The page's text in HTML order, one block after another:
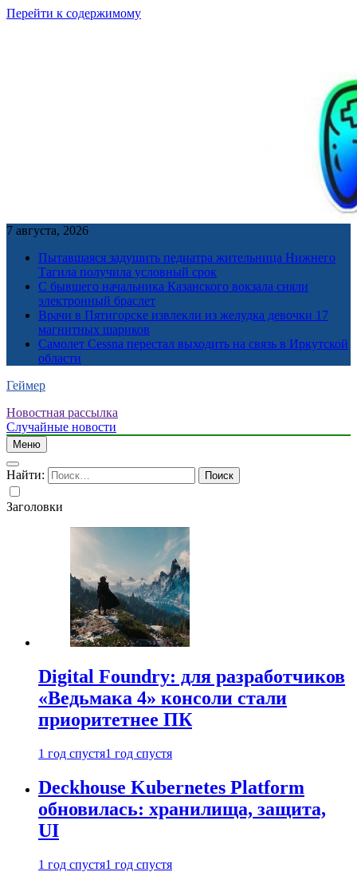
Перейти к содержимому
7 августа, 2026
Пытавшаяся задушить педиатра жительница Нижнего
Тагила получила условный срок
С бывшего начальника Казанского вокзала сняли
электронный браслет
Врачи в Пятигорске извлекли из желудка девочки 17
магнитных шариков
Самолет Cessna перестал выходить на связь в Иркутской
области
Геймер
Новостная рассылка
Случайные новости
Меню
Найти:
Заголовки
Digital Foundry: для разработчиков
«Ведьмака 4» консоли стали
приоритетнее ПК
1 год спустя1 год спустя
Deckhouse Kubernetes Platform
обновилась: хранилища, защита,
UI
1 год спустя1 год спустя